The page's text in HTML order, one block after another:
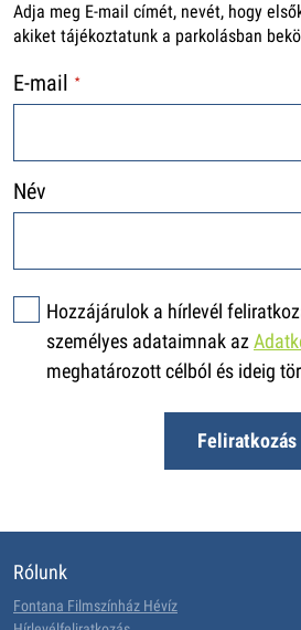
Adja meg E-mail címét, nevét, hogy
akiket tájékoztatunk a parkolásban
E-mail
Név
Hozzájárulok a hírlevél
személyes adataimnak az
meghatározott célból és ideig
Rólunk
Fontana Filmszínház Hévíz